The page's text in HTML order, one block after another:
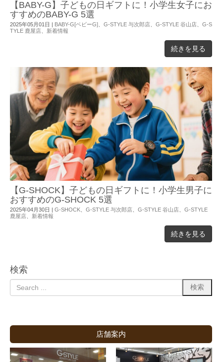
【BABY-G】子どもの日ギフトに！小学生女子にお
すすめのBABY-G 5選
2025年05月01日 | BABY-G[ベビーG] G-STYLE 与次郎店 G-STYLE 谷山店
G-S
TYLE 鹿屋店
新着情報
続きを見る
【G-SHOCK】子どもの日ギフトに！小学生男子に
おすすめのG-SHOCK 5選
2025年04月30日 | G-SHOCK G-STYLE 与次郎店 G-STYLE 谷山店
G-STYLE
鹿屋店
新着情報
続きを見る
検索
店舗案内